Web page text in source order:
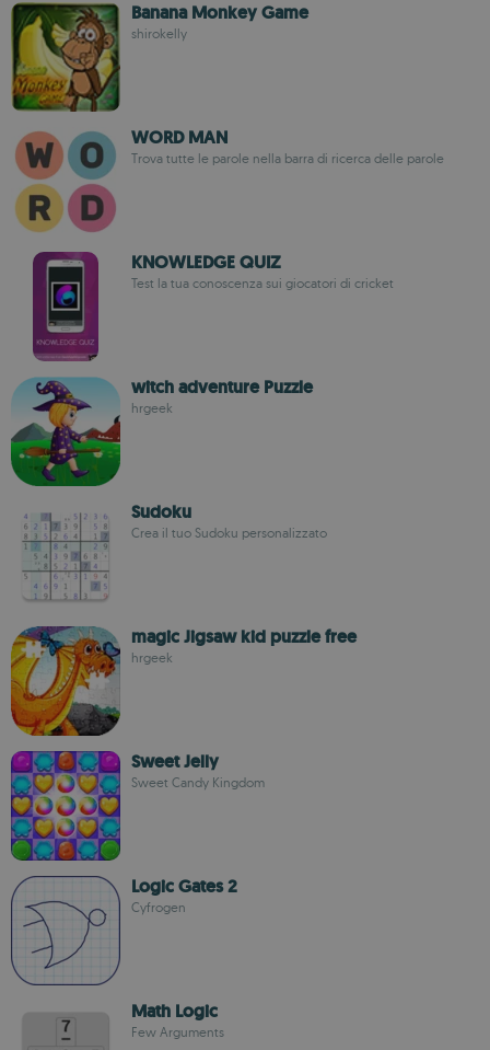
Banana Monkey Game
shirokelly
WORD MAN
Trova tutte le parole nella barra di ricerca delle parole
KNOWLEDGE QUIZ
Test la tua conoscenza sui giocatori di cricket
witch adventure Puzzle
hrgeek
Sudoku
Crea il tuo Sudoku personalizzato
magic Jigsaw kid puzzle free
hrgeek
Sweet Jelly
Sweet Candy Kingdom
Logic Gates 2
Cyfrogen
Math Logic
Few Arguments